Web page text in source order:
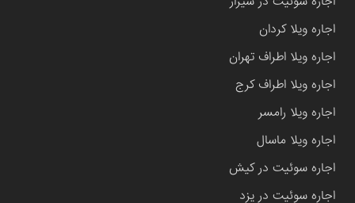
اجاره ویلا کردان
اجاره ویلا اطراف تهران
اجاره ویلا اطراف کرج
اجاره ویلا رامسر
اجاره ویلا ماسال
اجاره سوئیت در کیش
اجاره سوئیت در یزد